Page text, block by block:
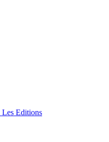
Les Editions